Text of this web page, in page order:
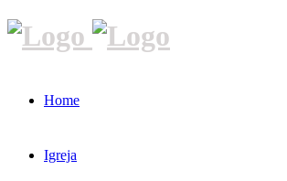
Home
Igreja